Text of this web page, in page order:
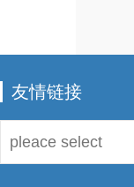
友情链接